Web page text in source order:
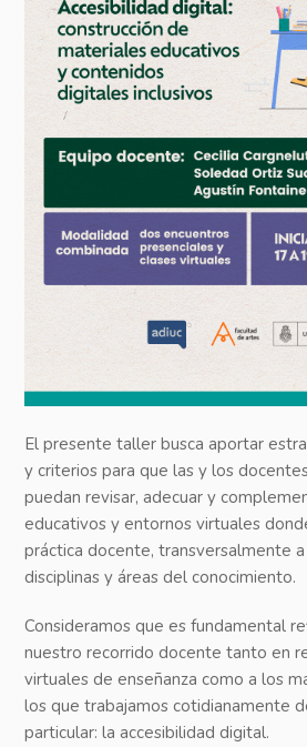
El presente taller busca aportar
y criterios para que las y los
puedan revisar, adecuar y
educativos y entornos virtuales
práctica docente, transversalmente
disciplinas y áreas del conocimiento.
Consideramos que es fundamental
nuestro recorrido docente tanto en
virtuales de enseñanza como a los
los que trabajamos cotidianamente
particular: la accesibilidad digital.